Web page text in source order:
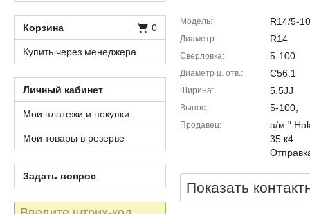
Модель R14/5-
Диаметр R14
Сверловка 5-100
Диаметр ц. отв. C56.1
Ширина 5.5JJ
Вынос 5-100,
Продавец
а/м "
35 к4
Показать
Корзина 0
Купить через менеджера
Личный кабинет
Мои платежи и покупки
Мои товары в резерве
Задать вопрос
Штрих-